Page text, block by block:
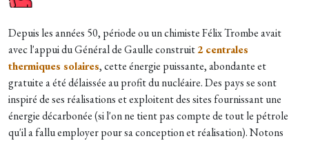
Depuis les années 50, période ou un chimiste Félix Trombe avait
avec l'appui du Général de Gaulle construit2 centrales
thermiques solaires, cette énergie puissante, abondante et
gratuite a été délaissée au profit du nucléaire. Des pays se sont
inspiré de ses réalisations et exploitent des sites fournissant une
énergie décarbonée (si l'on ne tient pas compte de tout le pétrole
qu'il a fallu employer pour sa conception et réalisation). Notons